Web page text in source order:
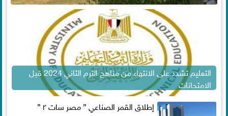
التعليم تشدد على الانتهاء من مناهج الترم الثاني 2024 قبل
الامتحانات
إطلاق القمر الصناعي ” مصر سات ٢ ”